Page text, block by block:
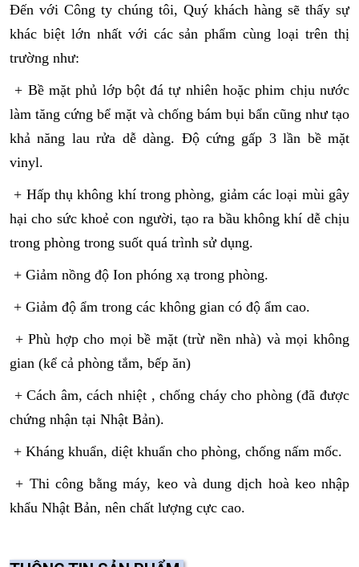
Đến với Công ty chúng tôi, Quý khách hàng sẽ thấy sự
khác biệt lớn nhất với các sản phẩm cùng loại trên thị
trường như:
+ Bề mặt phủ lớp bột đá tự nhiên hoặc phim chịu nước
làm tăng cứng bể mặt và chống bám bụi bẩn cũng như tạo
khả năng lau rửa dễ dàng. Độ cứng gấp 3 lần bề mặt
vinyl.
+ Hấp thụ không khí trong phòng, giảm các loại mùi gây
hại cho sức khoẻ con người, tạo ra bầu không khí dễ chịu
trong phòng trong suốt quá trình sử dụng.
+ Giảm nồng độ Ion phóng xạ trong phòng.
+ Giảm độ ẩm trong các không gian có độ ẩm cao.
+ Phù hợp cho mọi bề mặt (trừ nền nhà) và mọi không
gian (kể cả phòng tắm, bếp ăn)
+ Cách âm, cách nhiệt , chống cháy cho phòng (đã được
chứng nhận tại Nhật Bản).
+ Kháng khuẩn, diệt khuẩn cho phòng, chống nấm mốc.
+ Thi công bằng máy, keo và dung dịch hoà keo nhập
khẩu Nhật Bản, nên chất lượng cực cao.